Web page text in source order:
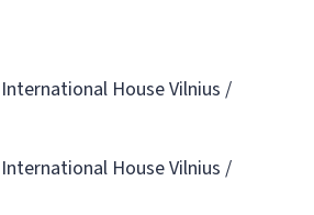
House Vilnius /
House Vilnius /